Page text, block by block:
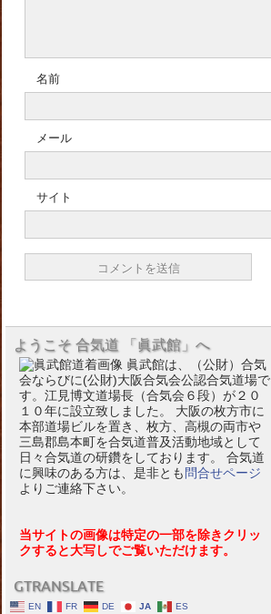
名前
メール
サイト
ようこそ 合気道 「眞武館」へ
眞武館は、（公財）合気
会ならびに(公財)大阪合気会公認合気道場で
す。江見博文道場長（合気会６段）が２０
１０年に設立致しました。 大阪の枚方市に
本部道場ビルを置き、枚方、高槻の両市や
三島郡島本町を合気道普及活動地域として
日々合気道の研鑽をしております。 合気道
に興味のある方は、是非とも 問合せページ
よりご連絡下さい。
当サイトの画像は特定の一部を除きクリッ
クすると大写しでご覧いただけます。
GTRANSLATE
EN FR DE JA ES